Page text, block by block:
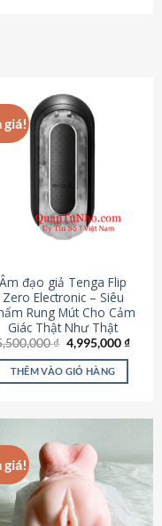
giá!
Âm đạo giả Tenga Flip
Zero Electronic – Siêu
Rung Mút Cho Cảm
Giác Thật Như Thật
₫ Giá
gốc
là:
5,500,000 ₫.
4,995,000₫Giá
THÊM VÀO GIỎ HÀNG
giá!